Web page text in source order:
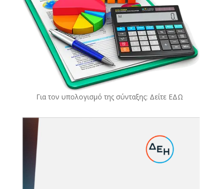
Για τον υπολογισμό της σύνταξης: Δείτε ΕΔΩ